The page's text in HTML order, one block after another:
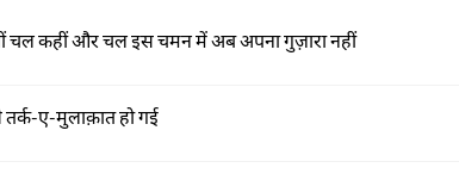
चल कहीं और चल इस चमन में अब अपना गुज़ारा नहीं
ए-मुलाक़ात हो गई